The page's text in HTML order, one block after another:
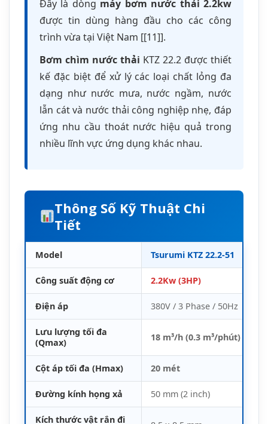
Thông Số Kỹ Thuật Chi
Tiết
Model Tsurumi KTZ 22.2-51
Công suất động cơ 2.2Kw (3HP)
Điện áp 380V / 3 Phase / 50Hz
Cột áp tối đa (Hmax) 20 mét
Đường kính họng xả
Kích thước vật rắn đi
qua
8.5 x 8.5 mm
Vật liệu thân bơm Gang đúc nguyên khối chịu
Vật liệu cánh bơm
Cánh hở đúc bằng sắt Crôm
Kiểu cánh bơm Cánh hở (Open Impeller)
Cấp bảo vệ IP68
Cách điện Lớp F (155°C)